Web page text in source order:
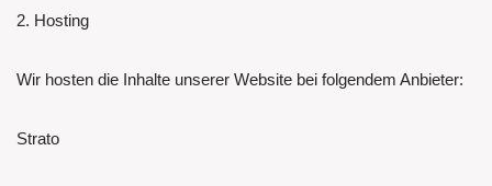
2. Hosting
Wir hosten die Inhalte unserer Website bei folgendem Anbieter:
Strato